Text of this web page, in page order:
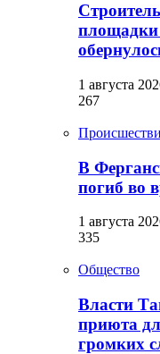
1 августа
267
В
погиб во
1 августа
335
Общество
Власти
приюта
громких